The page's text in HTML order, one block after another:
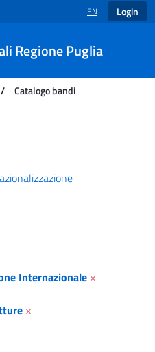
LANGUAGE
EN Login
Regione Puglia
/ Catalogo bandi
Digitali Regione
Internazionale ×
×